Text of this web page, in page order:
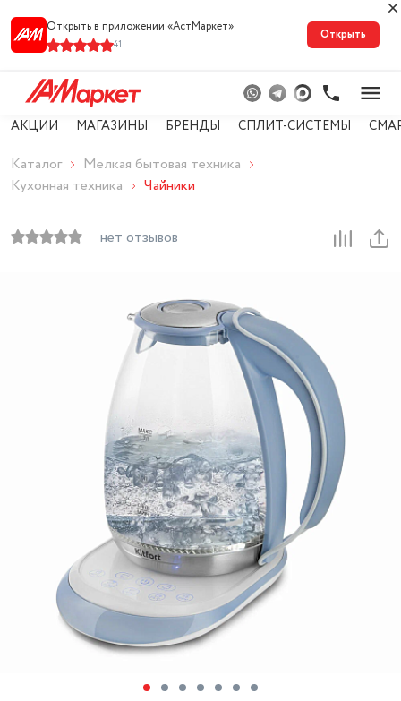
Открыть в приложении «АстМарке‪т‬»
41
Открыть
АКЦИИ МАГАЗИНЫ БРЕНДЫ СПЛИТ-СИСТЕМЫ
Каталог
Мелкая бытовая техника
Кухонная техника
Чайники
нет отзывов